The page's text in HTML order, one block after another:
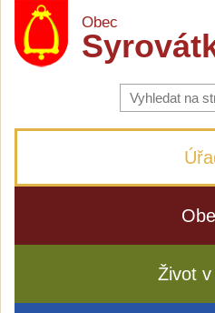
Obec
Vyhledávání
na
stránkách
Život v